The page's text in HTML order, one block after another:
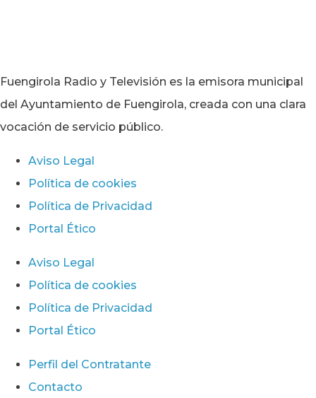
Fuengirola Radio y Televisión es la emisora municipal
del Ayuntamiento de Fuengirola, creada con una clara
vocación de servicio público.
Aviso Legal
Política de cookies
Política de Privacidad
Portal Ético
Aviso Legal
Política de cookies
Política de Privacidad
Portal Ético
Perfil del Contratante
Contacto